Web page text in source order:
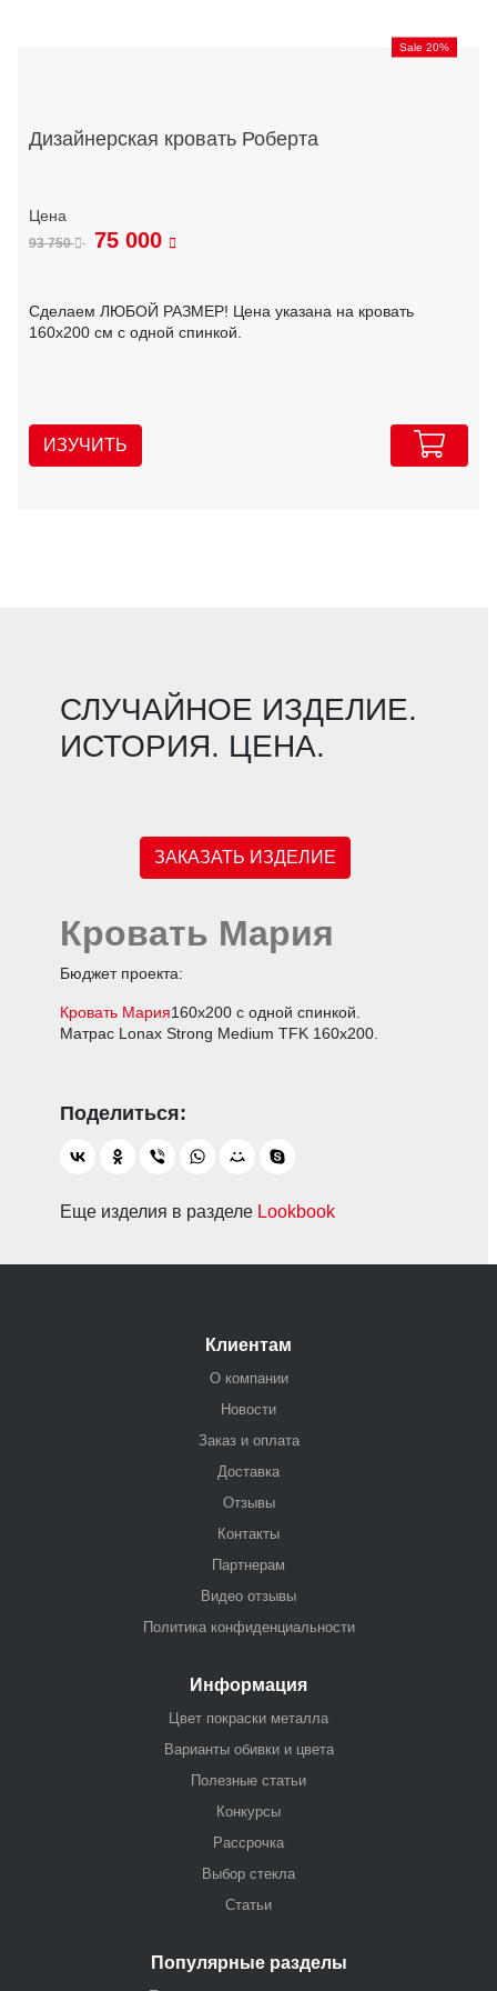
Sale 20%
Дизайнерская кровать Роберта
93 750 75 000
Сделаем ЛЮБОЙ РАЗМЕР! Цена указана на кровать
160х200 см с одной спинкой.
ИЗУЧИТЬ
СЛУЧАЙНОЕ ИЗДЕЛИЕ.
ИСТОРИЯ. ЦЕНА.
ЗАКАЗАТЬ ИЗДЕЛИЕ
Кровать Мария
Бюджет проекта:
Кровать Мария160х200 с одной спинкой.
Матрас Lonax Strong Medium TFK 160х200.
Еще изделия в разделе Lookbook
Клиентам
О компании
Новости
Заказ и оплата
Доставка
Отзывы
Контакты
Партнерам
Видео отзывы
Политика конфиденциальности
Информация
Цвет покраски металла
Варианты обивки и цвета
Полезные статьи
Конкурсы
Рассрочка
Выбор стекла
Статьи
Популярные разделы